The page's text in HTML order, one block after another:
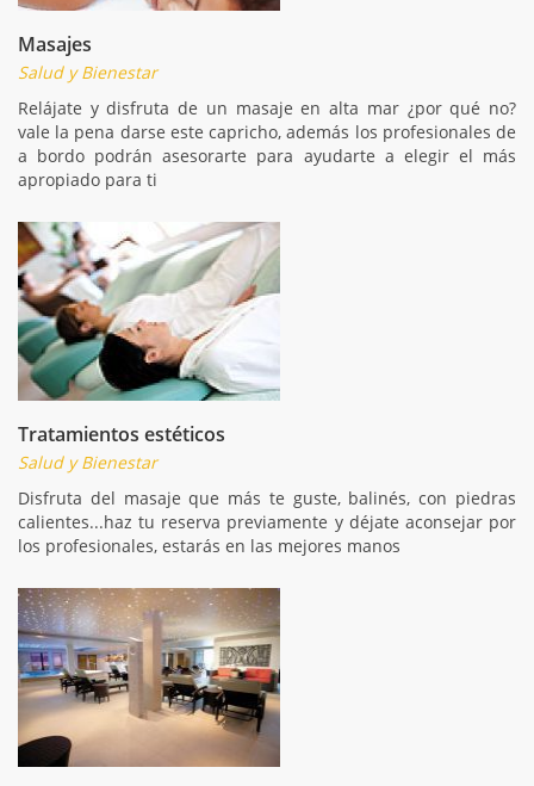
Masajes
Salud y Bienestar
Relájate y disfruta de un masaje en alta mar ¿por qué no?
vale la pena darse este capricho, además los profesionales de
a bordo podrán asesorarte para ayudarte a elegir el más
apropiado para ti
Tratamientos estéticos
Salud y Bienestar
Disfruta del masaje que más te guste, balinés, con piedras
calientes...haz tu reserva previamente y déjate aconsejar por
los profesionales, estarás en las mejores manos